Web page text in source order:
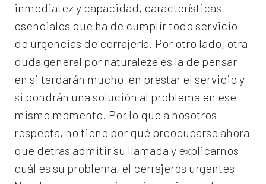
inmediatez y capacidad, características
esenciales que ha de cumplir todo servicio
de urgencias de cerrajería. Por otro lado, otra
duda general por naturaleza es la de pensar
en si tardarán mucho en prestar el servicio y
si pondrán una solución al problema en ese
mismo momento. Por lo que a nosotros
respecta, no tiene por qué preocuparse ahora
que detrás admitir su llamada y explicarnos
cuál es su problema, el cerrajeros urgentes